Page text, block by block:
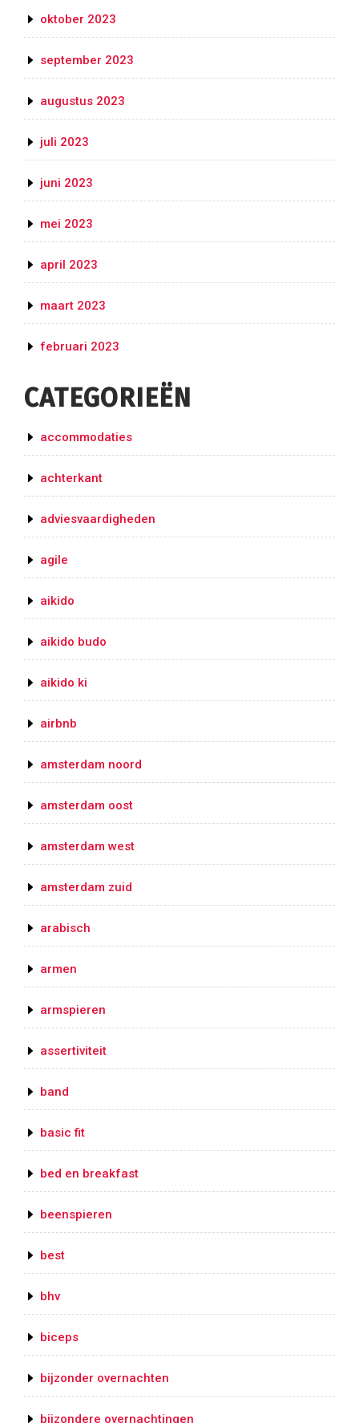
oktober 2023
september 2023
augustus 2023
juli 2023
juni 2023
mei 2023
april 2023
maart 2023
februari 2023
CATEGORIEËN
accommodaties
achterkant
adviesvaardigheden
agile
aikido
aikido budo
aikido ki
airbnb
amsterdam noord
amsterdam oost
amsterdam west
amsterdam zuid
arabisch
armen
armspieren
assertiviteit
band
basic fit
bed en breakfast
beenspieren
best
bhv
biceps
bijzonder overnachten
bijzondere overnachtingen